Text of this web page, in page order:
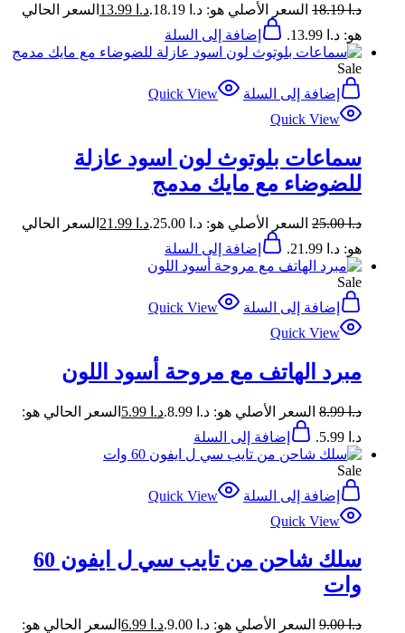
د.ا18.19 السعر الأصلي هو: د.ا 18.19. د.ا
السعر الحالي
هو: د.ا 13.99.
إضافة إلى السلة
Sale
إضافة إلى السلة
Quick View
Quick View
سماعات بلوتوث لون اسود عازلة
للضوضاء مع مايك مدمج
د.ا25.00 السعر الأصلي هو: د.ا 25.00. د.ا
السعر الحالي
هو: د.ا 21.99.
إضافة إلى السلة
Sale
إضافة إلى السلة
Quick View
Quick View
مبرد الهاتف مع مروحة أسود اللون
د.ا8.99 السعر الأصلي هو: د.ا 8.99. د.ا
السعر الحالي هو:
د.ا 5.99.
إضافة إلى السلة
Sale
إضافة إلى السلة
Quick View
Quick View
سلك شاحن من تايب سي ل ايفون 60
وات
د.ا9.00 السعر الأصلي هو: د.ا 9.00. د.ا السعر الحالي هو: